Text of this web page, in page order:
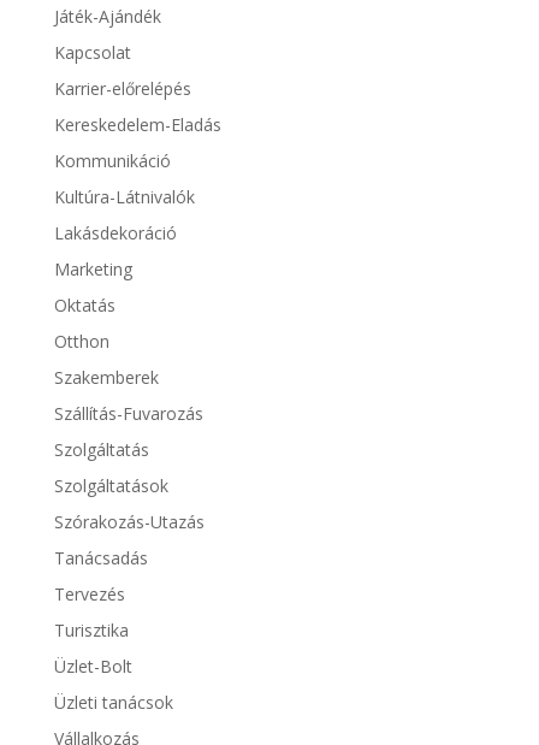
Játék-Ajándék
Kapcsolat
Karrier-előrelépés
Kereskedelem-Eladás
Kommunikáció
Kultúra-Látnivalók
Lakásdekoráció
Marketing
Oktatás
Otthon
Szakemberek
Szállítás-Fuvarozás
Szolgáltatás
Szolgáltatások
Szórakozás-Utazás
Tanácsadás
Tervezés
Turisztika
Üzlet-Bolt
Üzleti tanácsok
Vállalkozás